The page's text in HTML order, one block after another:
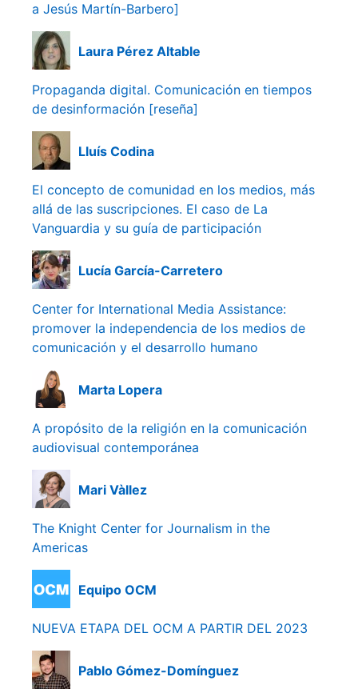
a Jesús Martín-Barbero]
Laura Pérez Altable
Propaganda digital. Comunicación en tiempos
de desinformación [reseña]
Lluís Codina
El concepto de comunidad en los medios, más
allá de las suscripciones. El caso de La
Vanguardia y su guía de participación
Lucía García-Carretero
Center for International Media Assistance:
promover la independencia de los medios de
comunicación y el desarrollo humano
Marta Lopera
A propósito de la religión en la comunicación
audiovisual contemporánea
Mari Vàllez
The Knight Center for Journalism in the
Americas
Equipo OCM
NUEVA ETAPA DEL OCM A PARTIR DEL 2023
Pablo Gómez-Domínguez